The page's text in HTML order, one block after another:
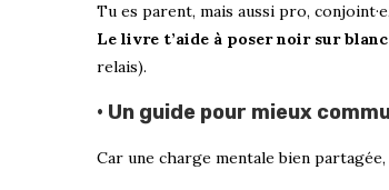
Tu es parent, mais aussi pro,
Le livre t’aide à poser noir sur
relais).
• Un guide pour mieux
Car une charge mentale bien partagée,